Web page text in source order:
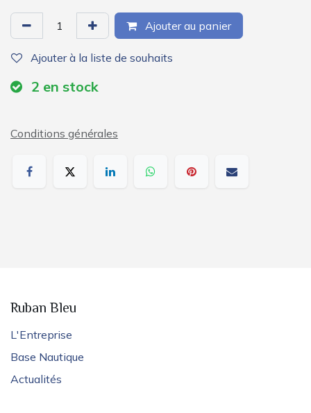
Ajouter au panier
Ajouter à la liste de souhaits
2 en stock
Conditions générales
Ruban Bleu
L'Entreprise
Base Nautique
Actualités